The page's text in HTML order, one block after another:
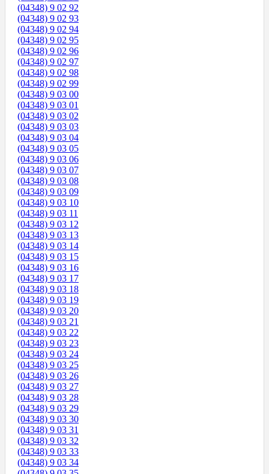
(04348) 9 02 92
(04348) 9 02 93
(04348) 9 02 94
(04348) 9 02 95
(04348) 9 02 96
(04348) 9 02 97
(04348) 9 02 98
(04348) 9 02 99
(04348) 9 03 00
(04348) 9 03 01
(04348) 9 03 02
(04348) 9 03 03
(04348) 9 03 04
(04348) 9 03 05
(04348) 9 03 06
(04348) 9 03 07
(04348) 9 03 08
(04348) 9 03 09
(04348) 9 03 10
(04348) 9 03 11
(04348) 9 03 12
(04348) 9 03 13
(04348) 9 03 14
(04348) 9 03 15
(04348) 9 03 16
(04348) 9 03 17
(04348) 9 03 18
(04348) 9 03 19
(04348) 9 03 20
(04348) 9 03 21
(04348) 9 03 22
(04348) 9 03 23
(04348) 9 03 24
(04348) 9 03 25
(04348) 9 03 26
(04348) 9 03 27
(04348) 9 03 28
(04348) 9 03 29
(04348) 9 03 30
(04348) 9 03 31
(04348) 9 03 32
(04348) 9 03 33
(04348) 9 03 34